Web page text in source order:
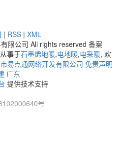
| RSS | XML
限公司 All rights reserved 备案
事于石墨烯地暖,电地暖,电采暖, 欢
易点通网络开发有限公司 免责声明
广东
提供技术支持
号